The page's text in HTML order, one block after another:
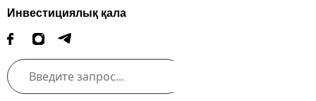
Инвестициялық қала